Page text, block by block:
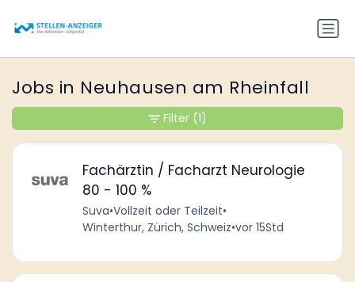
Jobs in Neuhausen am Rheinfall
Fachärztin / Facharzt Neurologie
80 - 100 %
Suva•Vollzeit oder Teilzeit•
Winterthur, Zürich, Schweiz•vor 15Std
Filter (1)